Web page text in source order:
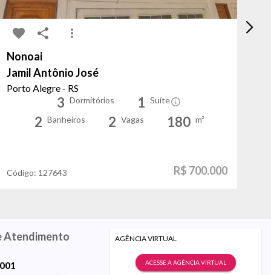
Nonoai
Jamil Antônio José
Porto Alegre - RS
3 Dormitórios 1 Suíte
2 Banheiros 2 Vagas 180 m²
Código: 127643 R$ 700.000
Atendimento AGÊNCIA VIRTUAL
ACESSE A AGÊNCIA VIRTUAL